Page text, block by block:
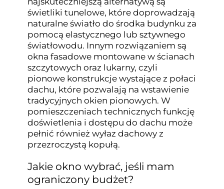
świetliki tunelowe, które doprowadzają
naturalne światło do środka budynku za
pomocą elastycznego lub sztywnego
światłowodu. Innym rozwiązaniem są
okna fasadowe montowane w ścianach
szczytowych oraz lukarny, czyli
pionowe konstrukcje wystające z połaci
dachu, które pozwalają na wstawienie
tradycyjnych okien pionowych. W
pomieszczeniach technicznych funkcję
doświetlenia i dostępu do dachu może
pełnić również wyłaz dachowy z
przezroczystą kopułą.
Jakie okno wybrać, jeśli mam
ograniczony budżet?